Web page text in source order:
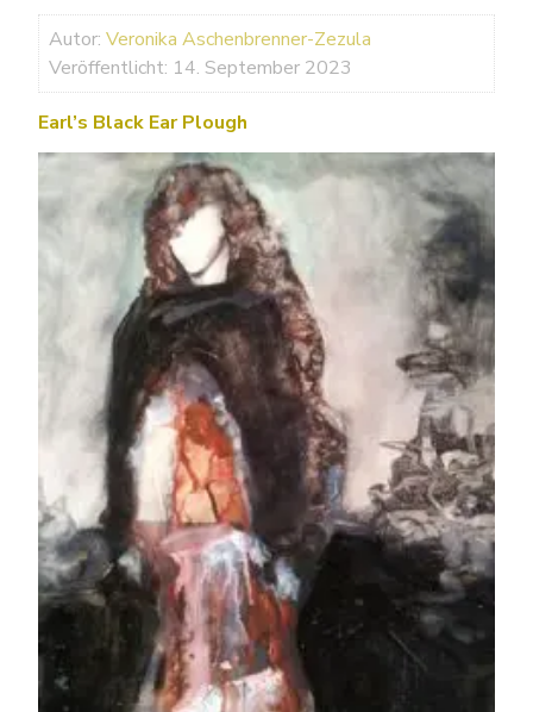
Autor: Veronika Aschenbrenner-Zezula
Veröffentlicht: 14. September 2023
Earl’s Black Ear Plough